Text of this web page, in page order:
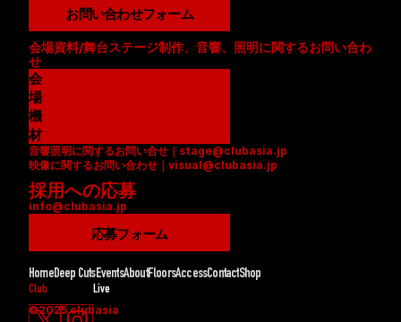
お問い合わせフォーム
会場資料/舞台ステージ制作、音響、照明に関するお問い合わ
せ
会
場
資
料
(
P
D
F
機
材
リ
ス
ト
(
D
F
)
音響照明に関するお問い合せ｜stage@clubasia.jp
映像に関するお問い合わせ｜visual@clubasia.jp
採用への応募
info@clubasia.jp
応募フォーム
HomeDeep CutsEventsAboutFloorsAccessContactShop
Club Live
©2025 clubasia